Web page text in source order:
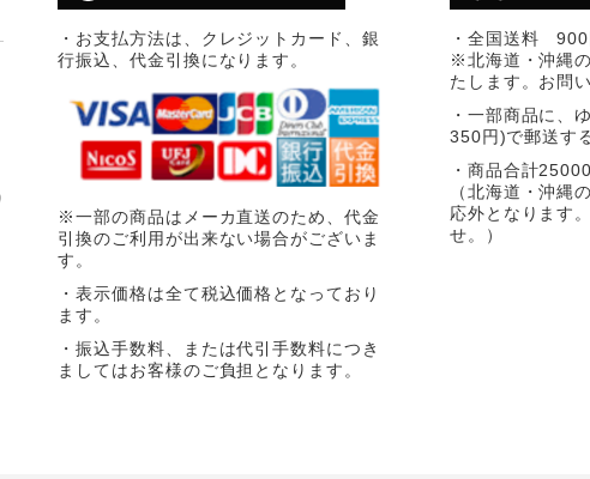
・お支払方法は、クレジットカード、銀
行振込、代金引換になります。
※一部の商品はメーカ直送のため、代金
引換のご利用が出来ない場合がございま
す。
・表示価格は全て税込価格となっており
ます。
・振込手数料、または代引手数料につき
ましてはお客様のご負担となります。
・全国送料 900
※北海道・沖縄
たします。お問
・一部商品に、
350円)で郵送す
・商品合計
（北海道・沖縄
応外となります
せ。）